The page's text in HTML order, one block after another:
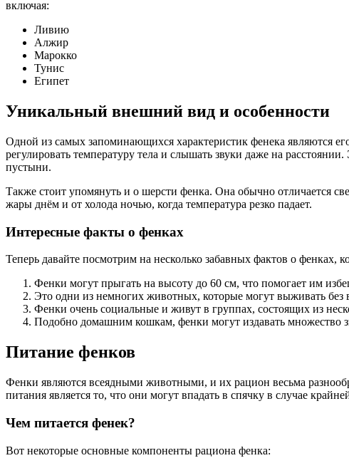
включая:
Ливию
Алжир
Марокко
Тунис
Египет
Уникальный внешний вид и особенности
Одной из самых запоминающихся характеристик фенека являются
регулировать температуру тела и слышать звуки даже на
пустыни.
Также стоит упомянуть и о шерсти фенка. Она обычно отличается
жары днём и от холода ночью, когда температура резко падает.
Интересные факты о фенках
Теперь давайте посмотрим на несколько забавных фактов о фенках,
Фенки могут прыгать на высоту до 60 см, что помогает им
Это одни из немногих животных, которые могут выживать
Фенки очень социальные и живут в группах, состоящих из
Подобно домашним кошкам, фенки могут издавать множество
Питание фенков
Фенки являются всеядными животными, и их рацион весьма
питания является то, что они могут впадать в спячку в случае
Чем питается фенек?
Вот некоторые основные компоненты рациона фенка: